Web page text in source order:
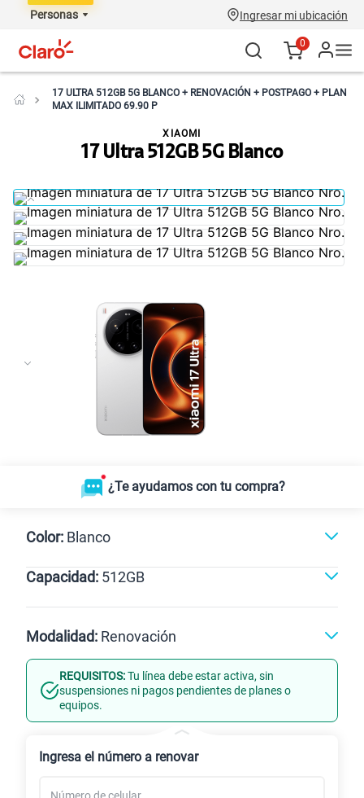
Personas Ingresar mi ubicación
0
17 ULTRA 512GB 5G BLANCO + RENOVACIÓN + POSTPAGO + PLAN
MAX ILIMITADO 69.90 P
17 Ultra 512GB 5G Blanco
XIAOMI
¿Te ayudamos con tu compra?
Color: Blanco
Blanco
Capacidad: 512GB
512GB
Modalidad: Renovación
Línea Nueva Portabilidad
REQUISITOS:Tu línea debe estar activa, sin
suspensiones ni pagos pendientes de planes o
equipos.
Ingresa el número a renovar